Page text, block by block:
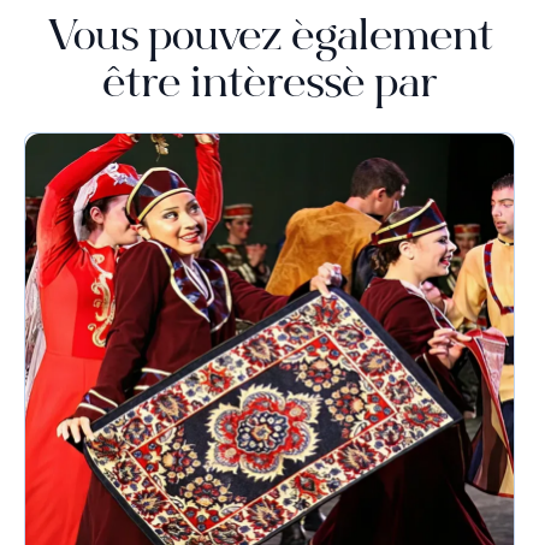
Vous pouvez également
être intéressé par